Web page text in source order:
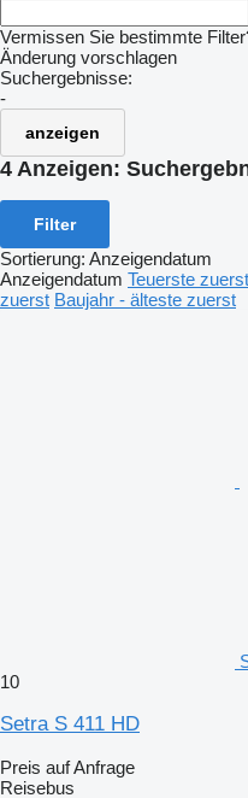
Vermissen Sie bestimmte
Änderung vorschlagen
Suchergebnisse:
-
anzeigen
4 Anzeigen:
Filter
Sortierung: Anzeigendatum
Anzeigendatum Teuerste zuerst
zuerst Baujahr - älteste zuerst
10
Setra S 411 HD
Preis auf Anfrage
Reisebus